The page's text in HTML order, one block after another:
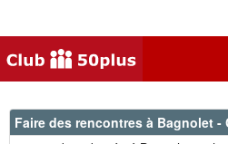
Faire des rencontres à Bagnolet -